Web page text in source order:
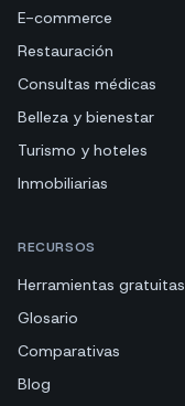
E-commerce
Restauración
Consultas médicas
Belleza y bienestar
Turismo y hoteles
Inmobiliarias
RECURSOS
Herramientas gratuitas
Glosario
Comparativas
Blog